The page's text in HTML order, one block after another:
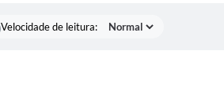
Velocidade de leitura: